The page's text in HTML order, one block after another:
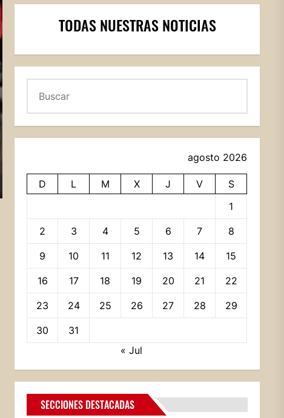
TODAS NUESTRAS NOTICIAS
agosto 2026
D L M X J V
S
1
2 3 4 5 6 7 8
9 10 11 12 13 14 15
16 17 18 19 20 21 22
23 24 25 26 27 28 29
30
31
« Jul
SECCIONES DESTACADAS